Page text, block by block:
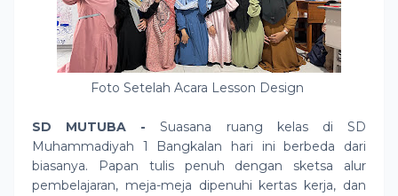
Foto Setelah Acara Lesson Design
SD MUTUBA - Suasana ruang kelas di SD
Muhammadiyah 1 Bangkalan hari ini berbeda dari
biasanya. Papan tulis penuh dengan sketsa alur
pembelajaran, meja-meja dipenuhi kertas kerja, dan